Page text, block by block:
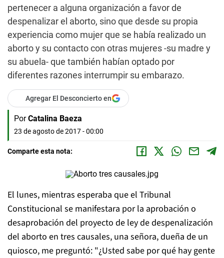
pertenecer a alguna organización a favor de
despenalizar el aborto, sino que desde su propia
experiencia como mujer que se había realizado un
aborto y su contacto con otras mujeres -su madre y
su abuela- que también habían optado por
diferentes razones interrumpir su embarazo.
Agregar El Desconcierto en
Por Catalina Baeza
23 de agosto de 2017 - 00:00
Comparte esta nota:
El lunes, mientras esperaba que el Tribunal
Constitucional se manifestara por la aprobación o
desaprobación del proyecto de ley de despenalización
del aborto en tres causales, una señora, dueña de un
quiosco, me preguntó: "¿Usted sabe por qué hay gente